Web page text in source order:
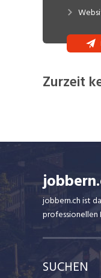
Zurzeit
jobbern.ch ist
professionellen
SUCHEN